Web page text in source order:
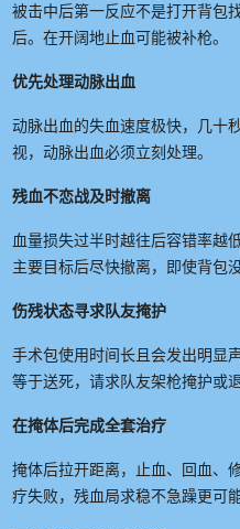
被击中后第一反应不是打开背包
后。在开阔地止血可能被补枪。
优先处理动脉出血
动脉出血的失血速度极快，几十
视，动脉出血必须立刻处理。
残血不恋战及时撤离
血量损失过半时越往后容错率越
主要目标后尽快撤离，即使背包
伤残状态寻求队友掩护
手术包使用时间长且会发出明显
等于送死，请求队友架枪掩护或
在掩体后完成全套治疗
掩体后拉开距离，止血、回血、
疗失败，残血局求稳不急躁更可